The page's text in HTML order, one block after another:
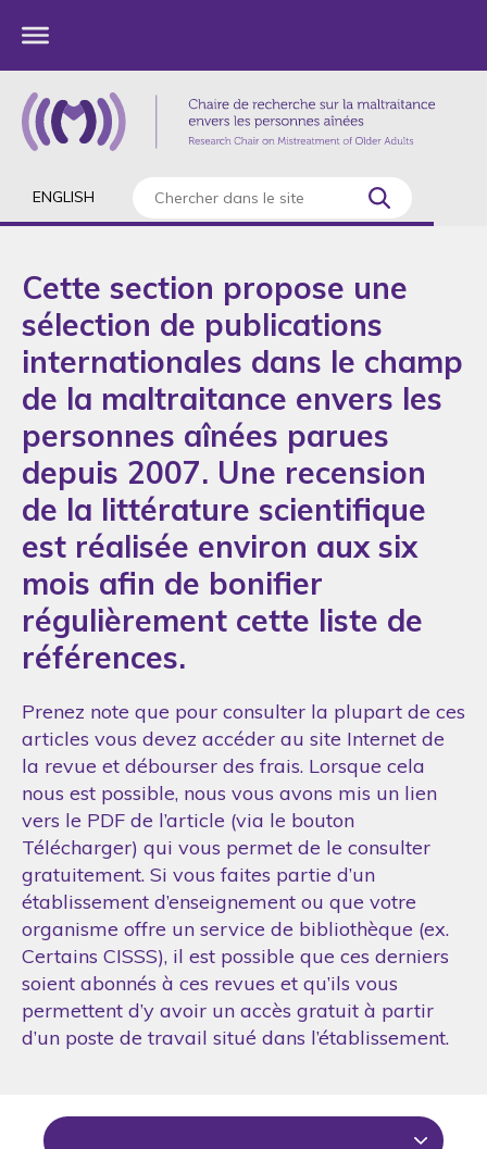
ENGLISH
Cette section propose une
sélection de publications
internationales dans le champ
de la maltraitance envers les
personnes aînées parues
depuis 2007. Une recension
de la littérature scientifique
est réalisée environ aux six
mois afin de bonifier
régulièrement cette liste de
références.
Prenez note que pour consulter la plupart de ces
articles vous devez accéder au site Internet de
la revue et débourser des frais. Lorsque cela
nous est possible, nous vous avons mis un lien
vers le PDF de l’article (via le bouton
Télécharger) qui vous permet de le consulter
gratuitement. Si vous faites partie d’un
établissement d’enseignement ou que votre
organisme offre un service de bibliothèque (ex.
Certains CISSS), il est possible que ces derniers
soient abonnés à ces revues et qu’ils vous
permettent d’y avoir un accès gratuit à partir
d’un poste de travail situé dans l’établissement.